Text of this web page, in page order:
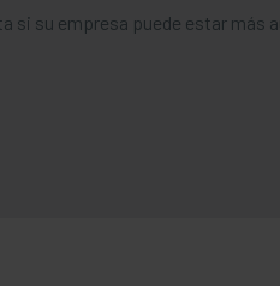
si su empresa puede estar